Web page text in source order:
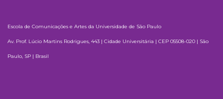
Escola de Comunicações e Artes da Universidade de São Paulo
Av. Prof. Lúcio Martins Rodrigues, 443 | Cidade Universitária | CEP 05508-020 | São
Paulo, SP | Brasil